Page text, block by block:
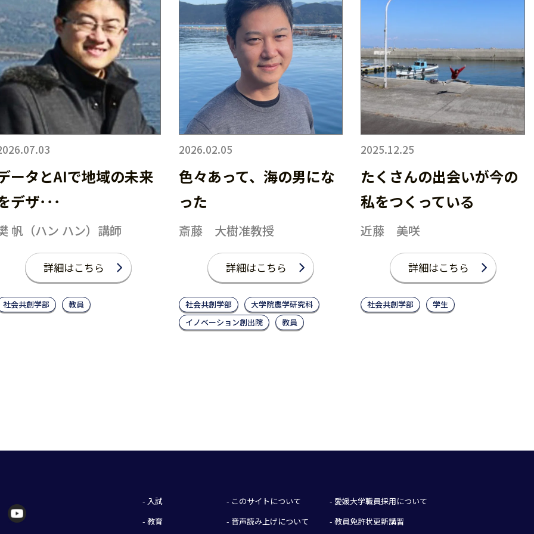
ータとAIで地域の未来
デザ･･･
帆（ハン ハン）講師
詳細はこちら
社会共創学部 教員
2026.02.05
色々あって、海の男にな
った
斎藤 大樹准教授
詳細はこちら
社会共創学部
大学院農学研究科
イノベーション創出院
教員
2025.12.25
たくさんの出会いが今の
私をつくっている
近藤 美咲
詳細はこちら
社会共創学部 学生
- 入試
- 教育
- このサイトについて
- 音声読み上げについて
- 愛媛大学職員採用について
- 教員免許状更新講習